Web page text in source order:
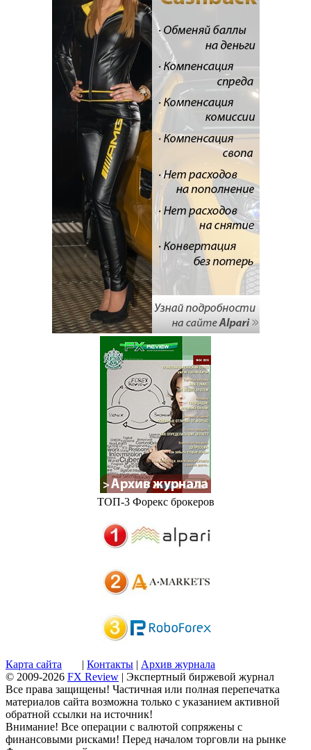
ТОП-3 Форекс брокеров
Карта сайта | Контакты | Архив журнала
© 2009-2026 FX Review | Экспертный биржевой журнал
Все права защищены! Частичная или полная перепечатка
материалов сайта возможна только с указанием активной
обратной ссылки на источник!
Внимание! Все операции с валютой сопряжены с
финансовыми рисками! Перед началом торговли на рынке